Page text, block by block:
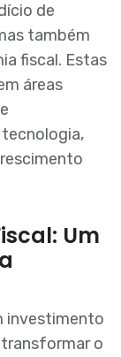
de
também
fiscal. Estas
áreas
Um
investimento
o